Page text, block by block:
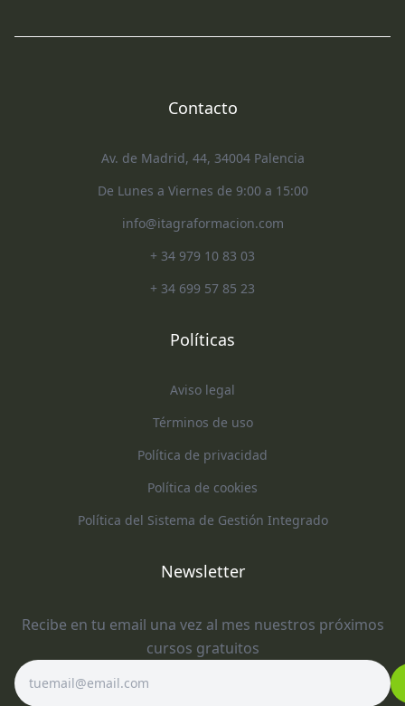
Contacto
Av. de Madrid, 44, 34004 Palencia
De Lunes a Viernes de 9:00 a 15:00
info@itagraformacion.com
+ 34 979 10 83 03
+ 34 699 57 85 23
Políticas
Aviso legal
Términos de uso
Política de privacidad
Política de cookies
Política del Sistema de Gestión Integrado
Newsletter
Recibe en tu email una vez al mes nuestros próximos
cursos gratuitos